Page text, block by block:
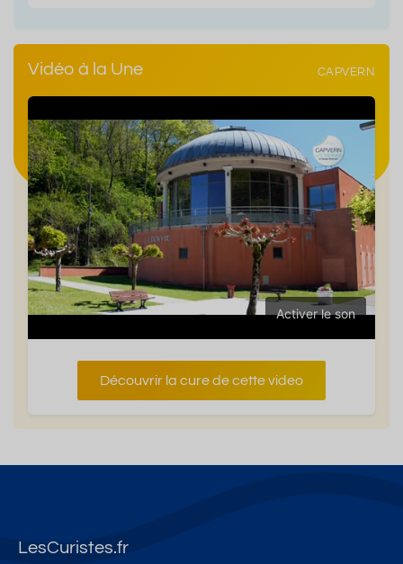
Vidéo à la Une CAPVERN
Activer le son
Découvrir la cure de cette video
LesCuristes.fr